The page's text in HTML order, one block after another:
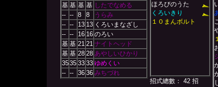
基 基 基 基 したでなめる
-- -- 8 8
うらみ
-- -- 13 13 くろいまなざし
-- -- 16 16 のろい
基 基 21 21 ナイトヘッド
基 基 28 28 あやしいひかり
3535 33 33 ゆめくい
-- -- 36 36 みちづれ
ほろびのうた
くろいきり
１０まんボルト
招式總數： 42 招